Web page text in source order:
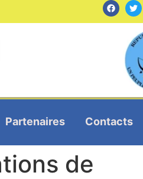
Partenaires Contacts
de